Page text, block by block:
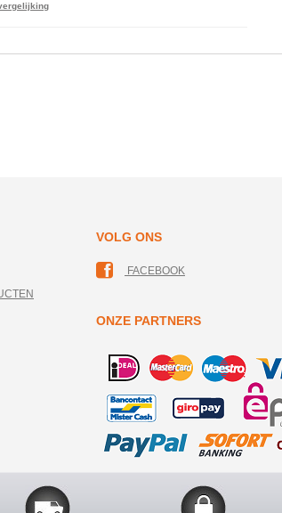
VOLG ONS
FACEBOOK
ONZE PARTNERS